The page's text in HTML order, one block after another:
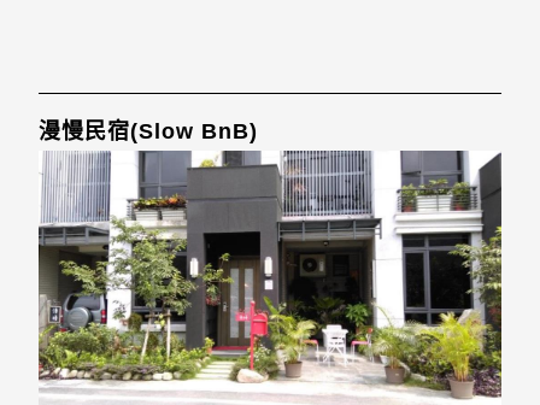
漫慢民宿(Slow BnB)